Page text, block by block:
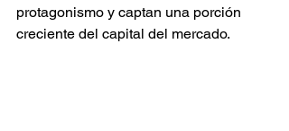
protagonismo y captan una porción
creciente del capital del mercado.